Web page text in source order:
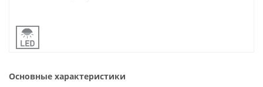
Основные характеристики